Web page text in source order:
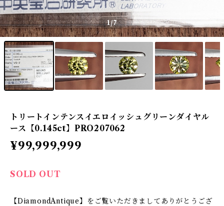
1/7
トリートインテンスイエロイッシュグリーンダイヤル
ース【0.145ct】PRO207062
¥99,999,999
SOLD OUT
【DiamondAntique】をご覧いただきましてありがとうござ